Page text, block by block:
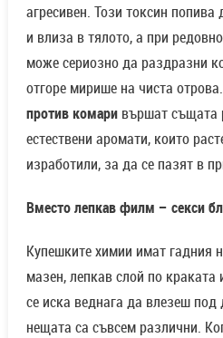
агресивен. Този токсин попива
и влиза в тялото, а при
може сериозно да раздразни
отгоре мирише на чиста
против комаривършат същата
естествени аромати, които
изработили, за да се пазят в
Вместо лепкав филм – секси
Купешките химии имат гадния
мазен, лепкав слой по краката
се иска веднага да влезеш
нещата са съвсем различни.